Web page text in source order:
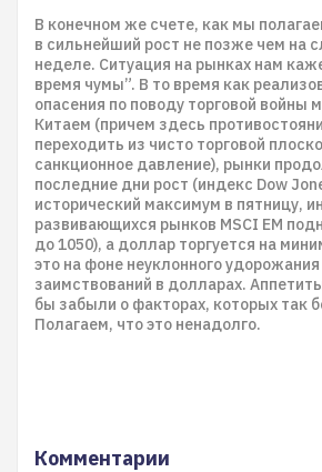
В конечном же счете, как мы
в сильнейший рост не позже чем на
неделе. Ситуация на рынках нам
время чумы”. В то время как
опасения по поводу торговой
Китаем (причем здесь
переходить из чисто торговой
санкционное давление), рынки
последние дни рост (индекс Dow
исторический максимум в пятницу,
развивающихся рынков MSCI EM
до 1050), а доллар торгуется на
это на фоне неуклонного
заимствований в долларах.
бы забыли о факторах, которых так
Полагаем, что это ненадолго.
Комментарии